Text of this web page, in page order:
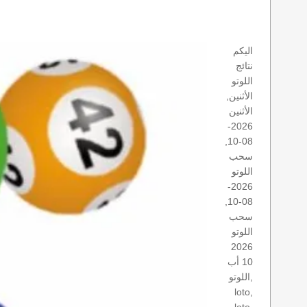
اليكم
نتائج
اللوتو
الأثنين,
الأثنين
2026-
سحب
اللوتو
2026-
سحب
اللوتو
2026
10 أب
اللوتو,
loto,